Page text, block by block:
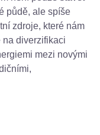
půdě, ale spíše
zdroje, které nám
na diverzifikaci
mezi novými